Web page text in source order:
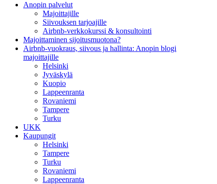
Anopin palvelut
Majoittajille
Siivouksen tarjoajille
Airbnb-verkkokurssi & konsultointi
Majoittaminen sijoitusmuotona?
Airbnb-vuokraus, siivous ja hallinta: Anopin blogi
majoittajille
Helsinki
Jyväskylä
Kuopio
Lappeenranta
Rovaniemi
Tampere
Turku
UKK
Kaupungit
Helsinki
Tampere
Turku
Rovaniemi
Lappeenranta